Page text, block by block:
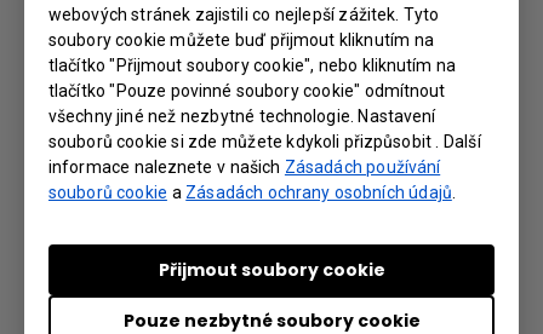
webových stránek zajistili co nejlepší zážitek. Tyto
soubory cookie můžete buď přijmout kliknutím na
tlačítko "Přijmout soubory cookie", nebo kliknutím na
tlačítko "Pouze povinné soubory cookie" odmítnout
všechny jiné než nezbytné technologie. Nastavení
souborů cookie si zde můžete kdykoli přizpůsobit . Další
informace naleznete v našich Zásadách používání
souborů cookie a Zásadách ochrany osobních údajů
Pouze nezbytné soubory cookie
Přijmout soubory cookie
ID“ (ID displeje)?
Proč se obrazovka zařízení zobrazuje
černě, když je přehráváno video ze služby
Netflix prostřednictvím InstaShare nebo HDMI
z notebooku nebo Macbooku?
Proč se na mém interaktivním plochém
panelu (IFP) opakovaně zobrazují bílé pruhy na
obrazovce nebo dochází k chybě, když se